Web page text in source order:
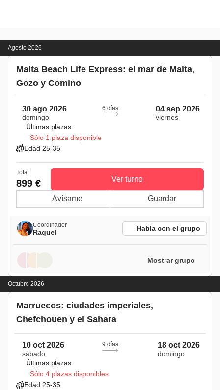
Agosto 2026
Malta Beach Life Express: el mar de Malta,
Gozo y Comino
30 ago 2026
domingo
6 días 04 sep 2026
viernes
Últimas plazas
Sólo 1 plaza disponible
Edad 25-35
Total
899 € Ver turno
Avísame Guardar
Coordinador
Raquel Habla con el grupo
Mostrar grupo
Octubre 2026
Marruecos: ciudades imperiales,
Chefchouen y el Sahara
10 oct 2026
sábado
9 días 18 oct 2026
domingo
Últimas plazas
Sólo 4 plazas disponibles
Edad 25-35